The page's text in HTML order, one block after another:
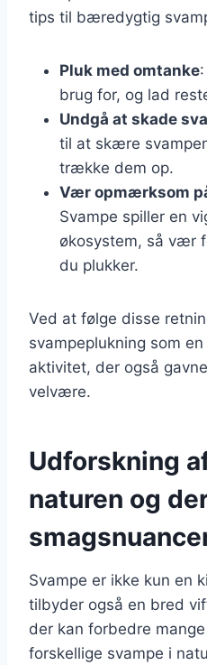
tips til bæredygtig
Pluk med omtanke
brug for, og lad
Undgå at skade
til at skære
trække dem op.
Vær opmærksom
Svampe spiller en
økosystem, så vær
du plukker.
Ved at følge disse
svampeplukning som
aktivitet, der også
velvære.
Udforskning
naturen og
Svampe er ikke kun en
tilbyder også en bred
der kan forbedre
forskellige svampe i